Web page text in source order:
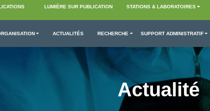
LUMIÈRE SUR PUBLICATION STATIONS & LABORATOIRES
ACTUALITÉS RECHERCHE SUPPORT ADMINISTRATIF
Actualité